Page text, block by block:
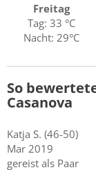
Freitag
Tag: 33 °C
Nacht: 29°C
So
Casanova
Katja S. (46-50)
Mar 2019
gereist als Paar